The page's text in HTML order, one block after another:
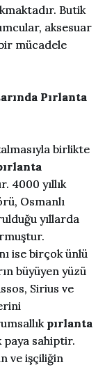
Butik
aksesuar
mücadele
Pırlanta
birlikte
4000 yıllık
Osmanlı
yıllarda
ise birçok ünlü
büyüyen yüzü
Sirius ve
pırlanta
paya sahiptir.
ve işçiliğin